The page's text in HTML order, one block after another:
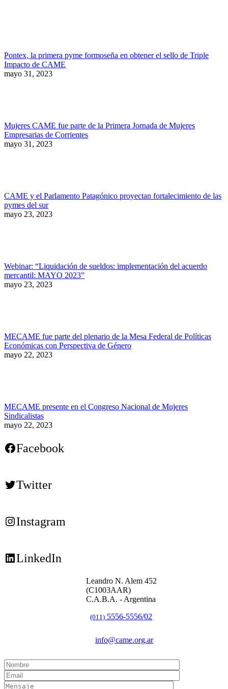
Pontex, la primera pyme formoseña en obtener el sello de Triple
Impacto de CAME
mayo 31, 2023
Mujeres CAME fue parte de la Primera Jornada de Mujeres
Empresarias de Corrientes
mayo 31, 2023
CAME y el Parlamento Patagónico proyectan fortalecimiento de las
pymes del sur
mayo 23, 2023
Webinar: “Liquidación de sueldos: implementación del acuerdo
mercantil: MAYO 2023”
mayo 23, 2023
MECAME fue parte del plenario de la Mesa Federal de Políticas
Económicas con Perspectiva de Género
mayo 22, 2023
MECAME presente en el Congreso Nacional de Mujeres
Sindicalistas
mayo 22, 2023
Facebook
Twitter
Instagram
LinkedIn
Leandro N. Alem 452
(C1003AAR)
C.A.B.A. - Argentina
(011) 5556-5556/02
info@came.org.ar